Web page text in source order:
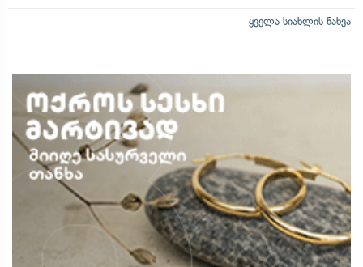
ყველა სიახლის ნახვა